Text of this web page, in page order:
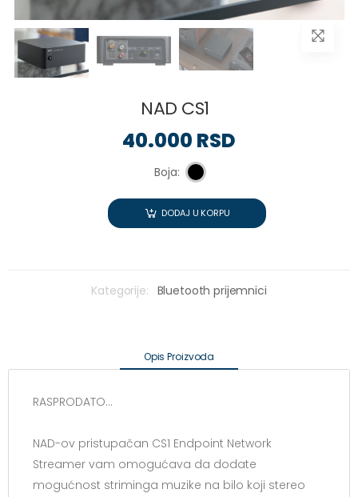
NAD CS1
40.000 RSD
Boja:
DODAJ U KORPU
Kategorije: Bluetooth prijemnici
Opis Proizvoda
RASPRODATO...
NAD-ov pristupačan CS1 Endpoint Network
Streamer vam omogućava da dodate
mogućnost striminga muzike na bilo koji stereo